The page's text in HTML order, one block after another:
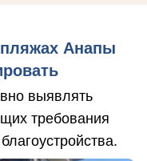
Анапы
выявлять
требования